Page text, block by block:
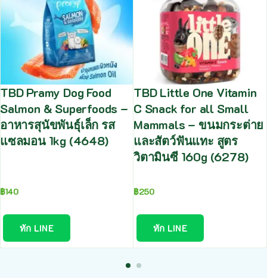
TBD Pramy Dog Food
Salmon & Superfoods –
อาหารสุนัขพันธุ์เล็ก รส
แซลมอน 1kg (4648)
฿140
ทัก LINE
TBD Little One Vitamin
C Snack for all Small
Mammals – ขนมกระต่าย
และสัตว์ฟันแทะ สูตร
วิตามินซี 160g (6278)
฿250
ทัก LINE